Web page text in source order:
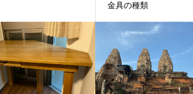
金具の種類